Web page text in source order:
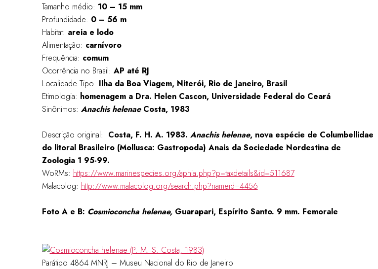
Tamanho médio: 10 – 15 mm
Profundidade: 0 – 56 m
Habitat: areia e lodo
Alimentação: carnívoro
Frequência: comum
Ocorrência no Brasil: AP até RJ
Localidade Tipo: Ilha da Boa Viagem, Niterói, Rio de Janeiro, Brasil
Etimologia: homenagem a Dra. Helen Cascon, Universidade Federal do Ceará
Sinônimos: Anachis helenae Costa, 1983
Descrição original: Costa, F. H. A. 1983. Anachis helenae, nova espécie de Columbellidae
do litoral Brasileiro (Mollusca: Gastropoda) Anais da Sociedade Nordestina de
Zoologia 1 95-99.
WoRMs: https://www.marinespecies.org/aphia.php?p=taxdetails&id=511687
Malacolog: http://www.malacolog.org/search.php?nameid=4456
Foto A e B: Cosmioconcha helenae, Guarapari, Espírito Santo. 9 mm. Femorale
Parátipo 4864 MNRJ – Museu Nacional do Rio de Janeiro